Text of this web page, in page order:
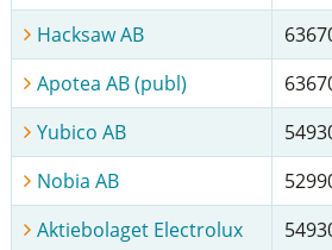
Hacksaw AB
Apotea AB (publ)
Yubico AB
Nobia AB
Aktiebolaget Electrolux